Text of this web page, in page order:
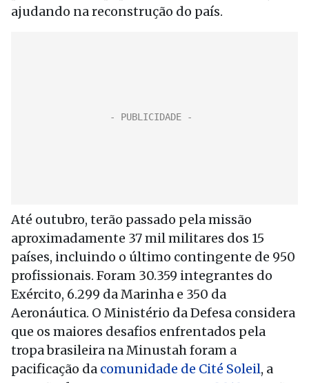
ajudando na reconstrução do país.
Até outubro, terão passado pela missão
aproximadamente 37 mil militares dos 15
países, incluindo o último contingente de 950
profissionais. Foram 30.359 integrantes do
Exército, 6.299 da Marinha e 350 da
Aeronáutica. O Ministério da Defesa considera
que os maiores desafios enfrentados pela
tropa brasileira na Minustah foram a
pacificação da comunidade de Cité Soleil, a